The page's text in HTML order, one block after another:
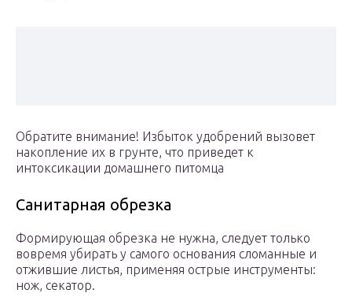
Обратите внимание! Избыток удобрений вызовет
накопление их в грунте, что приведет к
интоксикации домашнего питомца
Санитарная обрезка
Формирующая обрезка не нужна, следует только
вовремя убирать у самого основания сломанные и
отжившие листья, применяя острые инструменты:
нож, секатор.